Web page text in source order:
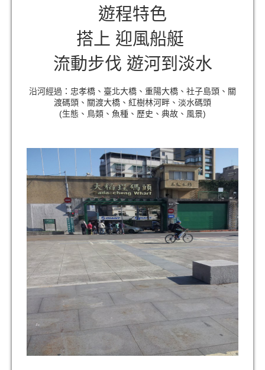
遊程特色
搭上 迎風船艇
流動步伐 遊河到淡水
沿河經過：忠孝橋、臺北大橋、重陽大橋、社子島頭、關
渡碼頭、關渡大橋、紅樹林河畔、淡水碼頭
(生態、鳥類、魚種、歷史、典故、風景)